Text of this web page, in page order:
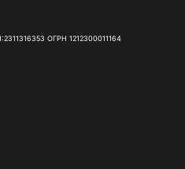
ОГРН 1212300011164